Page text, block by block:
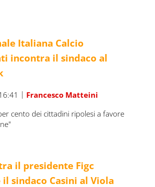
Italiana Calcio
incontra il sindaco al
| Francesco Matteini
cento dei cittadini ripolesi a favore
il presidente Figc
il sindaco Casini al Viola